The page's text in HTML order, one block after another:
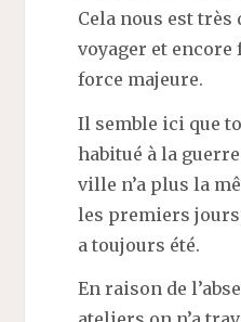
Cela nous est
voyager et encore
force majeure.
Il semble ici que
habitué à la
ville n’a plus la
les premiers
a toujours été.
En raison de